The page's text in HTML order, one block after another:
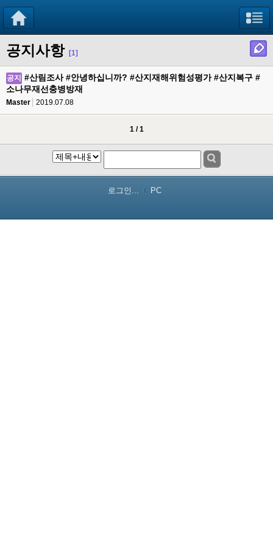
공지사항 [1]
공지
#산림조사 #안녕하십니까? #산지재해위험성평가 #산지복구 #
소나무재선충병방재
Master 2019.07.08
1 / 1
로그인... PC